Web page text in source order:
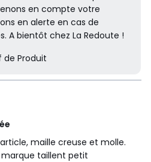
en compte votre
en alerte en cas de
A bientôt chez La Redoute !
de Produit
maille creuse et molle.
taillent petit